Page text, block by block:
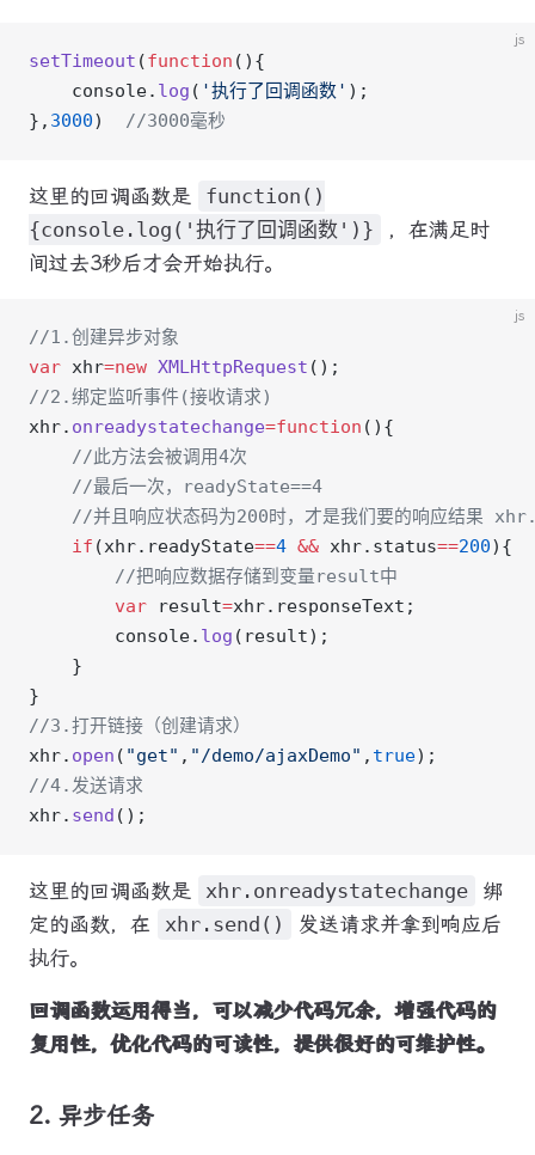
js
setTimeout (function (){
    console.
log ( '执行了回调函数' );
}, 3000) //3000毫秒
这里的回调函数是
function()
{console.log('执行了回调函数')}
，在满足时
间过去3秒后才会开始执行。
js
//1.创建异步对象
var xhr=new XMLHttpRequest ();
//2.绑定监听事件(接收请求)
xhr. onreadystatechange=function (){
    //此方法会被调用4次
    //最后一次，readyState==4
//并且响应状态码为200时，才是我们要的响应结果
    if
(xhr.readyState==4 && xhr.status==200){
        //把响应数据存储到变量result中
        var
result=xhr.responseText;
        console.
log (result);
    }
}
//3.打开链接（创建请求）
xhr. open ( "get" , "/demo/ajaxDemo" , true);
//4.发送请求
xhr. send ();
这里的回调函数是 xhr.onreadystatechange
绑
定的函数，在
xhr.send()
发送请求并拿到响应后
执行。
回调函数运用得当，可以减少代码冗余，增强代码的
复用性，优化代码的可读性，提供很好的可维护性。
2. 异步任务